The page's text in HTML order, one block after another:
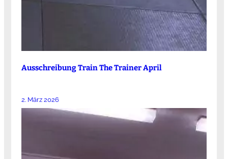
Ausschreibung Train The Trainer April
2. März 2026